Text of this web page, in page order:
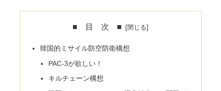
■ 目 次 ■
韓国的ミサイル防空防衛構想
PAC-3が欲しい！
キルチェーン構想